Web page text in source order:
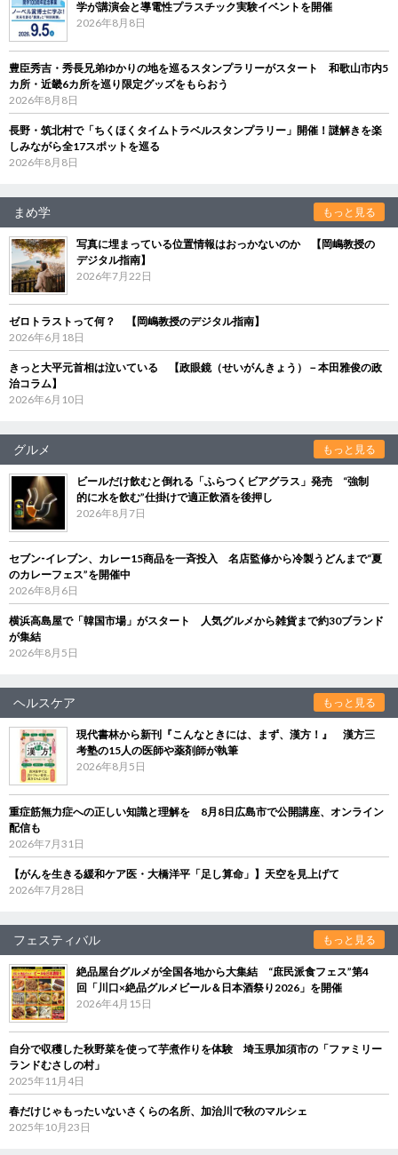
学が講演会と導電性プラスチック実験イベントを開催
2026年8月8日
豊臣秀吉・秀長兄弟ゆかりの地を巡るスタンプラリーがスタート 和歌山市内5
カ所・近畿6カ所を巡り限定グッズをもらおう
2026年8月8日
長野・筑北村で「ちくほくタイムトラベルスタンプラリー」開催！謎解きを楽
しみながら全17スポットを巡る
2026年8月8日
まめ学 もっと見る
写真に埋まっている位置情報はおっかないのか 【岡嶋教授の
デジタル指南】
2026年7月22日
ゼロトラストって何？ 【岡嶋教授のデジタル指南】
2026年6月18日
きっと大平元首相は泣いている 【政眼鏡（せいがんきょう）－本田雅俊の政
治コラム】
2026年6月10日
グルメ もっと見る
ビールだけ飲むと倒れる「ふらつくビアグラス」発売 “強制
的に水を飲む”仕掛けで適正飲酒を後押し
2026年8月7日
セブン‐イレブン、カレー15商品を一斉投入 名店監修から冷製うどんまで“夏
のカレーフェス”を開催中
2026年8月6日
横浜高島屋で「韓国市場」がスタート 人気グルメから雑貨まで約30ブランド
が集結
2026年8月5日
ヘルスケア もっと見る
現代書林から新刊『こんなときには、まず、漢方！』 漢方三
考塾の15人の医師や薬剤師が執筆
2026年8月5日
重症筋無力症への正しい知識と理解を 8月8日広島市で公開講座、オンライン
配信も
2026年7月31日
【がんを生きる緩和ケア医・大橋洋平「足し算命」】天空を見上げて
2026年7月28日
フェスティバル もっと見る
絶品屋台グルメが全国各地から大集結 “庶民派食フェス”第4
回「川口×絶品グルメビール＆日本酒祭り2026」を開催
2026年4月15日
自分で収穫した秋野菜を使って芋煮作りを体験 埼玉県加須市の「ファミリー
ランドむさしの村」
2025年11月4日
春だけじゃもったいないさくらの名所、加治川で秋のマルシェ
2025年10月23日